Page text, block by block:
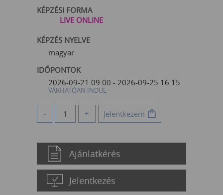
KÉPZÉSI FORMA
LIVE ONLINE
KÉPZÉS NYELVE
magyar
IDŐPONTOK
2026-09-21 09:00 - 2026-09-25 16:15
VÁRHATÓAN INDUL
- + Jelentkezem
Ajánlatkérés
Jelentkezés